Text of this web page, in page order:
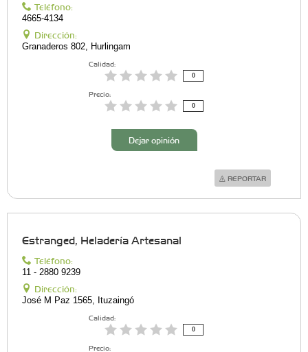
Teléfono:
4665-4134
Dirección:
Granaderos 802, Hurlingam
Calidad:
0
Precio:
0
Dejar opinión
REPORTAR
Estranged, Heladería Artesanal
Teléfono:
11 - 2880 9239
Dirección:
José M Paz 1565, Ituzaingó
Calidad:
0
Precio: